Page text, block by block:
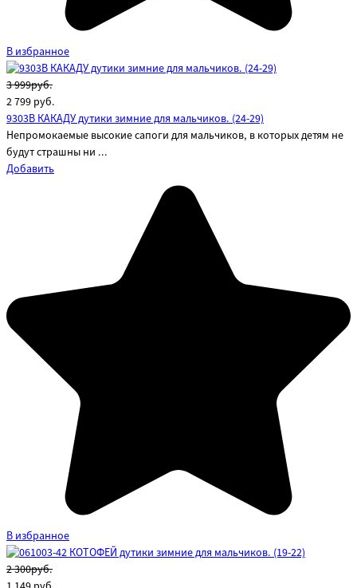
В избранное
3 999руб.
2 799 руб.
9303B КАКАДУ дутики зимние для мальчиков. (24-29)
Непромокаемые высокие сапоги для мальчиков, в которых детям не
будут страшны ни ...
Добавить
В избранное
2 300руб.